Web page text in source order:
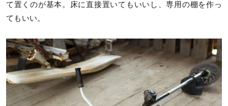
て置くのが基本。床に直接置いてもいいし、専用の棚を作っ
てもいい。